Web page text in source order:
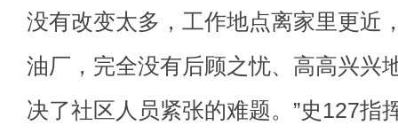
没有改变太多，工作地点离家里更近
油厂，完全没有后顾之忧、高高兴兴
决了社区人员紧张的难题。”史127指